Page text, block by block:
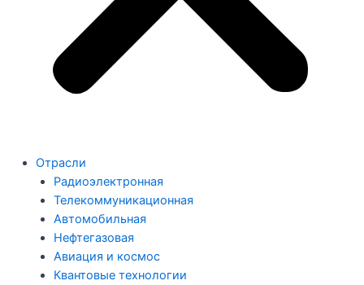
Отрасли
Радиоэлектронная
Телекоммуникационная
Автомобильная
Нефтегазовая
Авиация и космос
Квантовые технологии